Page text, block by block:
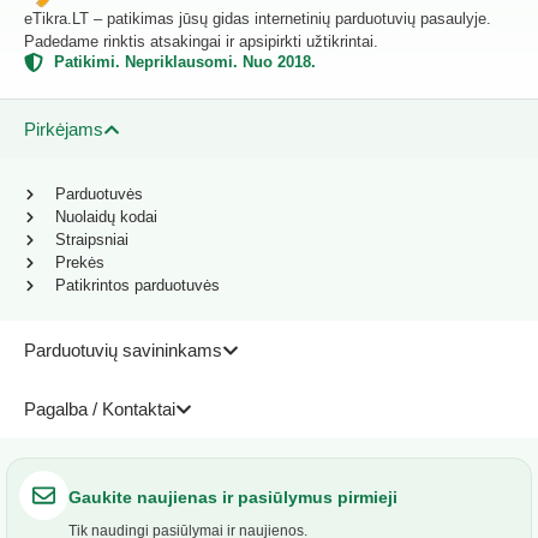
eTikra.LT – patikimas jūsų gidas internetinių parduotuvių pasaulyje.
Padedame rinktis atsakingai ir apsipirkti užtikrintai.
Patikimi. Nepriklausomi. Nuo 2018.
Pirkėjams
Parduotuvių savininkams
Pagalba / Kontaktai
Parduotuvės
Nuolaidų kodai
Straipsniai
Prekės
Patikrintos parduotuvės
Gaukite naujienas ir pasiūlymus pirmieji
Tik naudingi pasiūlymai ir naujienos.